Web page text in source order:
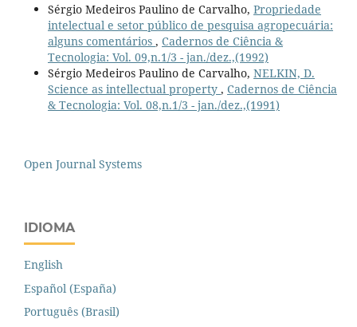
Sérgio Medeiros Paulino de Carvalho, Propriedade
intelectual e setor público de pesquisa agropecuária:
alguns comentários , Cadernos de Ciência &
Tecnologia: Vol. 09,n.1/3 - jan./dez.,(1992)
Sérgio Medeiros Paulino de Carvalho, NELKIN, D.
Science as intellectual property , Cadernos de Ciência
& Tecnologia: Vol. 08,n.1/3 - jan./dez.,(1991)
Open Journal Systems
IDIOMA
English
Español (España)
Português (Brasil)